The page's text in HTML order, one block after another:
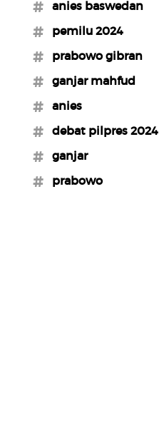
#anies baswedan
#pemilu 2024
#prabowo gibran
#ganjar mahfud
#anies
#debat pilpres 2024
#ganjar
#prabowo